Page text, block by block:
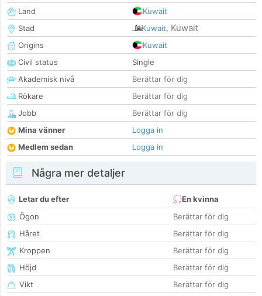
Land
Kuwait
Stad
Kuwait, Kuwait
Origins
Kuwait
Civil status
Single
Akademisk nivå
Berättar för dig
Rökare
Berättar för dig
Jobb
Berättar för dig
Mina vänner
Logga in
Medlem sedan
Logga in
Några mer detaljer
Letar du efter
En kvinna
Ögon
Berättar för dig
Håret
Berättar för dig
Kroppen
Berättar för dig
Höjd
Berättar för dig
Vikt
Berättar för dig